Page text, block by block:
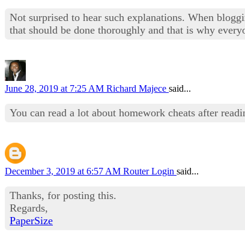
Not surprised to hear such explanations. When
that should be done thoroughly and that is why
June 28, 2019 at 7:25 AM Richard Majece said...
You can read a lot about homework cheats after
December 3, 2019 at 6:57 AM Router Login said...
Thanks, for posting this.
Regards,
PaperSize